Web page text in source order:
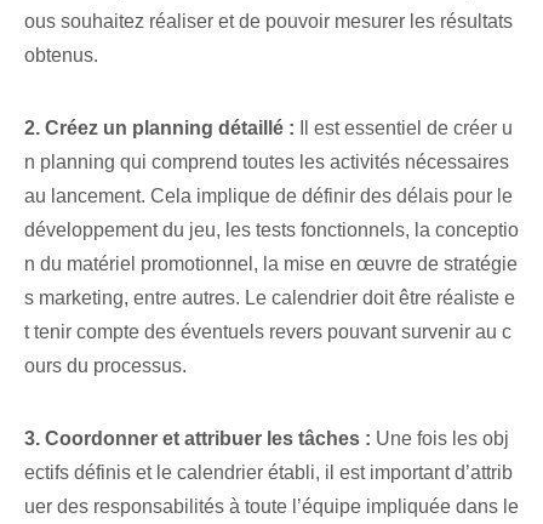
ous souhaitez réaliser et de pouvoir mesurer les résultats
obtenus.
2. Créez un planning détaillé : Il est essentiel de créer u
n planning qui comprend toutes les activités nécessaires
au lancement. Cela implique de définir des délais pour le
développement du jeu, les tests fonctionnels, la conceptio
n du matériel promotionnel, la mise en œuvre de stratégie
s marketing, entre autres. Le calendrier doit être réaliste e
t tenir compte des éventuels revers pouvant survenir au c
ours du processus.
3. Coordonner et attribuer les tâches : Une fois les obj
ectifs définis et le calendrier établi, il est important d’attrib
uer des responsabilités à toute l’équipe impliquée dans le